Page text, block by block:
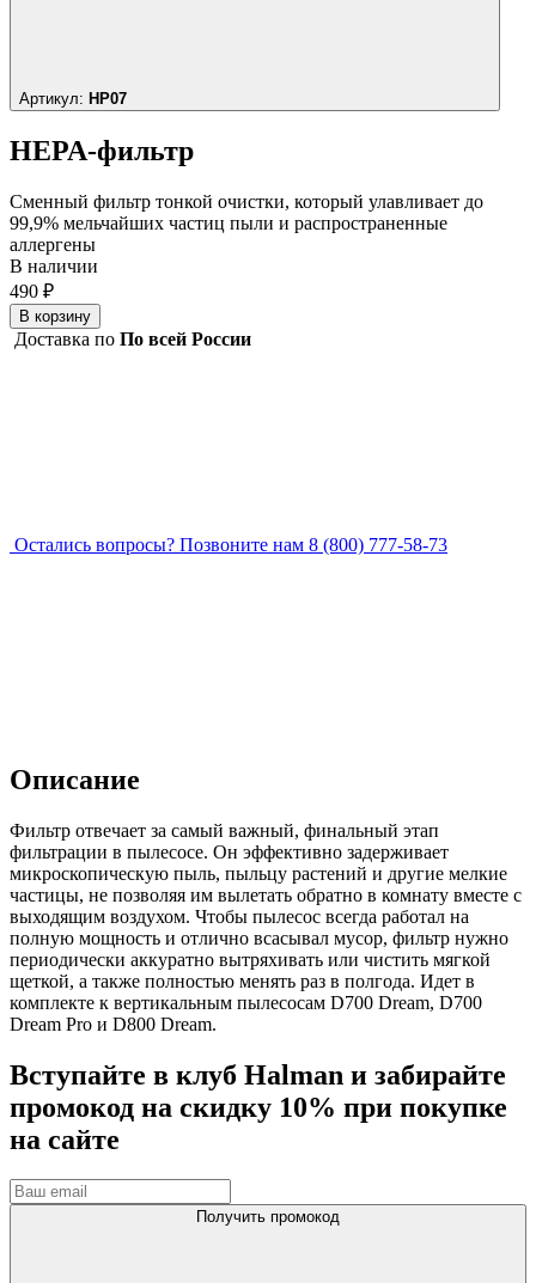
Артикул: HP07
HEPA-фильтр
Сменный фильтр тонкой очистки, который улавливает до
99,9% мельчайших частиц пыли и распространенные
аллергены
В наличии
490 ₽
В корзину
Доставка по По всей России
Остались вопросы? Позвоните нам 8 (800) 777-58-73
Описание
Фильтр отвечает за самый важный, финальный этап
фильтрации в пылесосе. Он эффективно задерживает
микроскопическую пыль, пыльцу растений и другие мелкие
частицы, не позволяя им вылетать обратно в комнату вместе с
выходящим воздухом. Чтобы пылесос всегда работал на
полную мощность и отлично всасывал мусор, фильтр нужно
периодически аккуратно вытряхивать или чистить мягкой
щеткой, а также полностью менять раз в полгода. Идет в
комплекте к вертикальным пылесосам D700 Dream, D700
Dream Pro и D800 Dream.
Вступайте в клуб Halman и забирайте
промокод на скидку 10% при покупке
на сайте
Получить промокод